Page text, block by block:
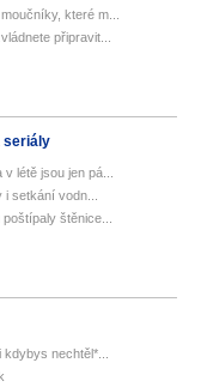
které m...
připravit...
seriály
létě jsou jen pá...
setkání vodn...
štěnice...
nechtěl*...